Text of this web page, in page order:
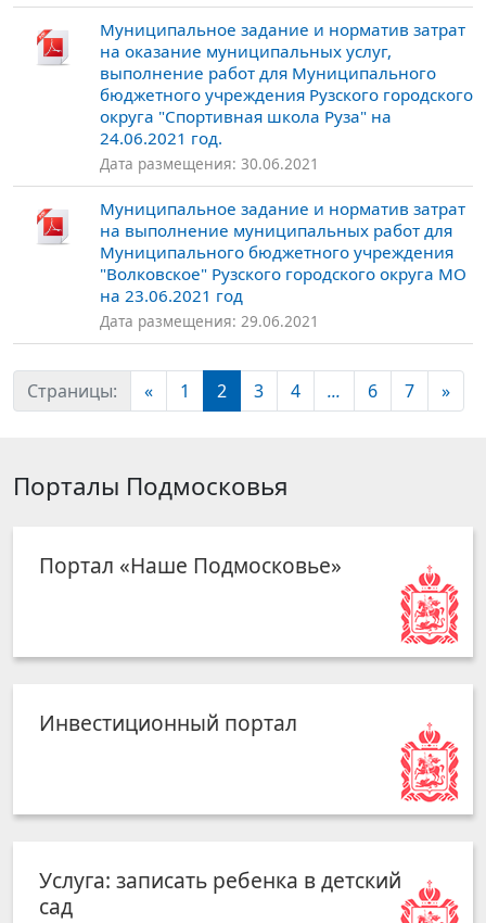
Муниципальное задание и норматив затрат
на оказание муниципальных услуг,
выполнение работ для Муниципального
бюджетного учреждения Рузского городского
округа "Спортивная школа Руза" на
24.06.2021 год.
Дата размещения: 30.06.2021
Муниципальное задание и норматив затрат
на выполнение муниципальных работ для
Муниципального бюджетного учреждения
"Волковское" Рузского городского округа МО
на 23.06.2021 год
Дата размещения: 29.06.2021
Страницы: « 1 2 3 4 ... 6 7 »
Порталы Подмосковья
Портал «Наше Подмосковье»
Инвестиционный портал
Услуга: записать ребенка в детский
сад